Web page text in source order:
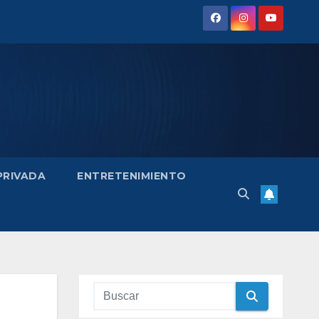
ENTRETENIMIENTO